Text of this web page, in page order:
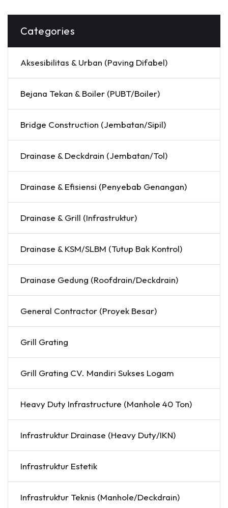
Categories
Aksesibilitas & Urban (Paving Difabel)
Bejana Tekan & Boiler (PUBT/Boiler)
Bridge Construction (Jembatan/Sipil)
Drainase & Deckdrain (Jembatan/Tol)
Drainase & Efisiensi (Penyebab Genangan)
Drainase & Grill (Infrastruktur)
Drainase & KSM/SLBM (Tutup Bak Kontrol)
Drainase Gedung (Roofdrain/Deckdrain)
General Contractor (Proyek Besar)
Grill Grating
Grill Grating CV. Mandiri Sukses Logam
Heavy Duty Infrastructure (Manhole 40 Ton)
Infrastruktur Drainase (Heavy Duty/IKN)
Infrastruktur Estetik
Infrastruktur Teknis (Manhole/Deckdrain)